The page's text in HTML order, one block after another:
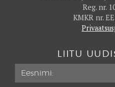
Gastro Bar TUJU
Georg Ots Spa restoran
GMP Pühajärve Restoran
Gobi
Reg. nr.
KMKR nr.
LIITU